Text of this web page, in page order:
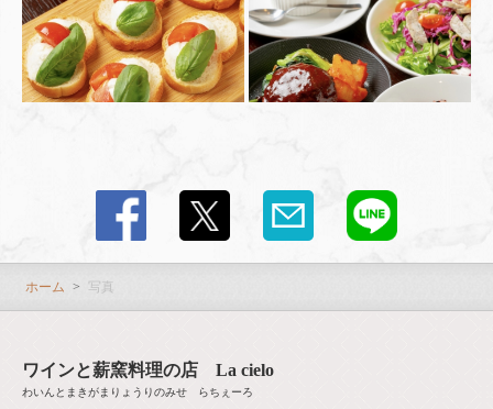
ホーム 写真
ワインと薪窯料理の店 La cielo
わいんとまきがまりょうりのみせ らちぇーろ
写真 | ワインと薪窯料理の店 La cielo
奈良県天理市川原城町886 古川ビル2F
https://makigama-lacielo.owst.jp/gallery